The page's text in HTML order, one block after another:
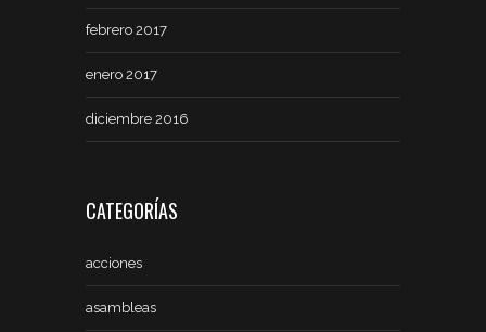
febrero 2017
enero 2017
diciembre 2016
CATEGORÍAS
acciones
asambleas